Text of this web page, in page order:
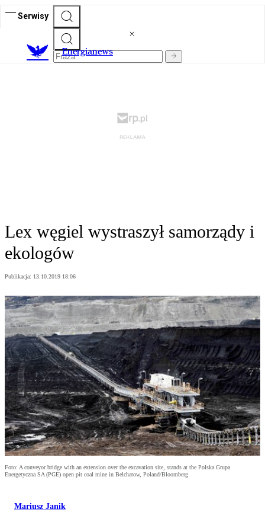
Serwisy
Energianews
Lex węgiel wystraszył samorządy i
ekologów
Publikacja: 13.10.2019 18:06
Foto: A conveyor bridge with an extension over the excavation site, stands at the Polska Grupa
Energetyczna SA (PGE) open pit coal mine in Belchatow, Poland/Bloomberg
Mariusz Janik